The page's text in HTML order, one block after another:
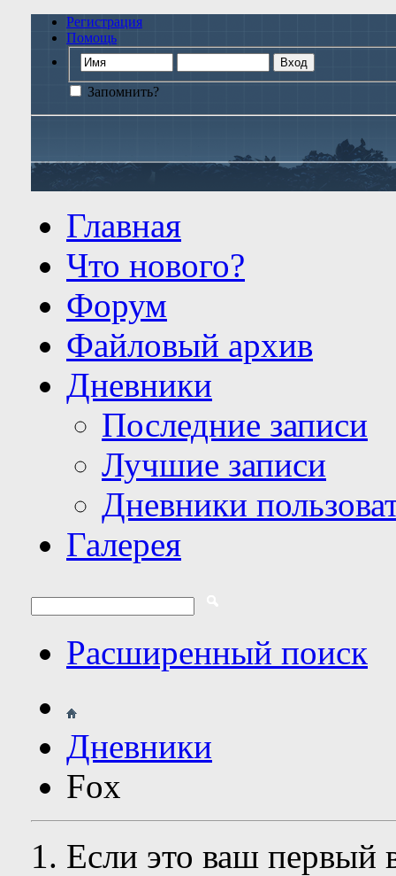
Регистрация
Помощь
Запомнить?
Главная
Что нового?
Форум
Файловый архив
Дневники
Последние записи
Лучшие записи
Дневники
Галерея
Расширенный поиск
Дневники
Fox
Если это ваш первый